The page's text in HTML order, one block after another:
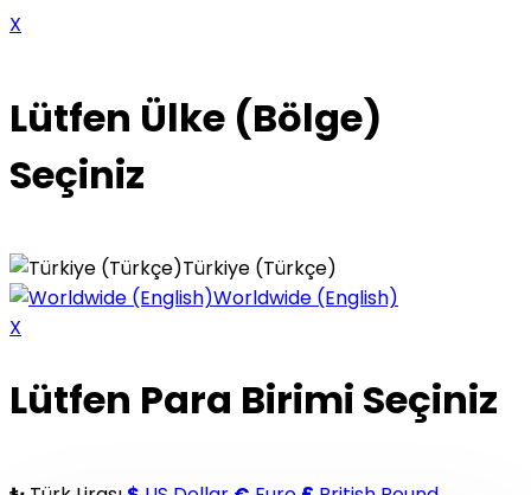
X
Lütfen Ülke (Bölge)
Seçiniz
Türkiye (Türkçe)
Worldwide (English)
X
Lütfen Para Birimi Seçiniz